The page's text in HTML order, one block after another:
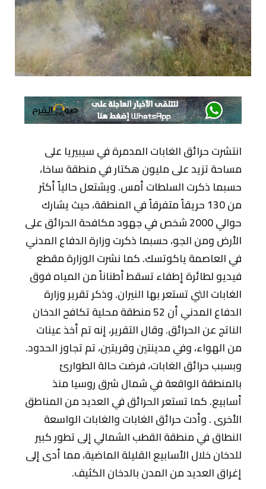
انتشرت حرائق الغابات المدمرة في سيبيريا على
مساحة تزيد على مليون هكتار في منطقة ساخا،
حسبما ذكرت السلطات أمس. ويشتعل حالياً أكثر
من 130 حريقاً متفرقاً في المنطقة، حيث يشارك
حوالي 2000 شخص في جهود مكافحة الحرائق على
الأرض ومن الجو، حسبما ذكرت وزارة الدفاع المدني
في العاصمة ياكوتسك. كما نشرت الوزارة مقطع
فيديو لطائرة إطفاء تسقط أطناناً من المياه فوق
الغابات التي تستعر بها النيران. وذكر تقرير وزارة
الدفاع المدني أن 52 منطقة محلية تكافح الدخان
الناتج عن الحرائق. وقال التقرير، إنه تم أخذ عينات
من الهواء، وفي مدينتين وقريتين، تم تجاوز الحدود.
وبسبب حرائق الغابات، فرضت حالة الطوارئ
بالمنطقة الواقعة في شمال شرق روسيا منذ
أسابيع. كما تستعر الحرائق في العديد من المناطق
الأخرى . وأدت حرائق الغابات والغابات الواسعة
النطاق في منطقة القطب الشمالي إلى تطور كبير
للدخان خلال الأسابيع القليلة الماضية، مما أدى إلى
إغراق العديد من المدن بالدخان الكثيف.